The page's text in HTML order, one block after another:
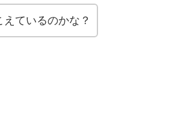
ているのかな？